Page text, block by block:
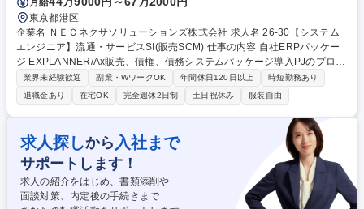
東京都港区
企業名 ＮＥＣネクサソリューションズ株式会社 求人名 26-30【システム
エンジニア】流通・サービスSI(販売SCM) 仕事の内容 自社ERPパッケー
ジ EXPLANNER/Ax販売、債権、債務システムパッケージ導入PJのプロジ
ェクトマネジメントをお任せします。 【業務詳細】 国内民需SMEマーケ
ットを中心に、自社ERPパッケージ EXPLANNER/Ax販売、債権、債務シ
ステム導入SIプロジェクトのプロジェクトマネージャを担当いただきま
す。 PJ全体統括としてNECソリューションイノベータ社、パートナー会
社様をマネジメントしお客様へのパッケージ導入を担っていただきます。
募集職種 26-30【システムエンジニア】流通・サービスSI(販売SCM)
業界未経験歓迎 副業・WワークOK 年間休日120日以上
時短勤務あり
退職金あり
在宅OK 完全週休2日制 土日祝休み 服装自由
求人探しから 入社まで
サポートします！
求人の紹介をはじめ、書類添削や
面談対策、内定後の手続きまで